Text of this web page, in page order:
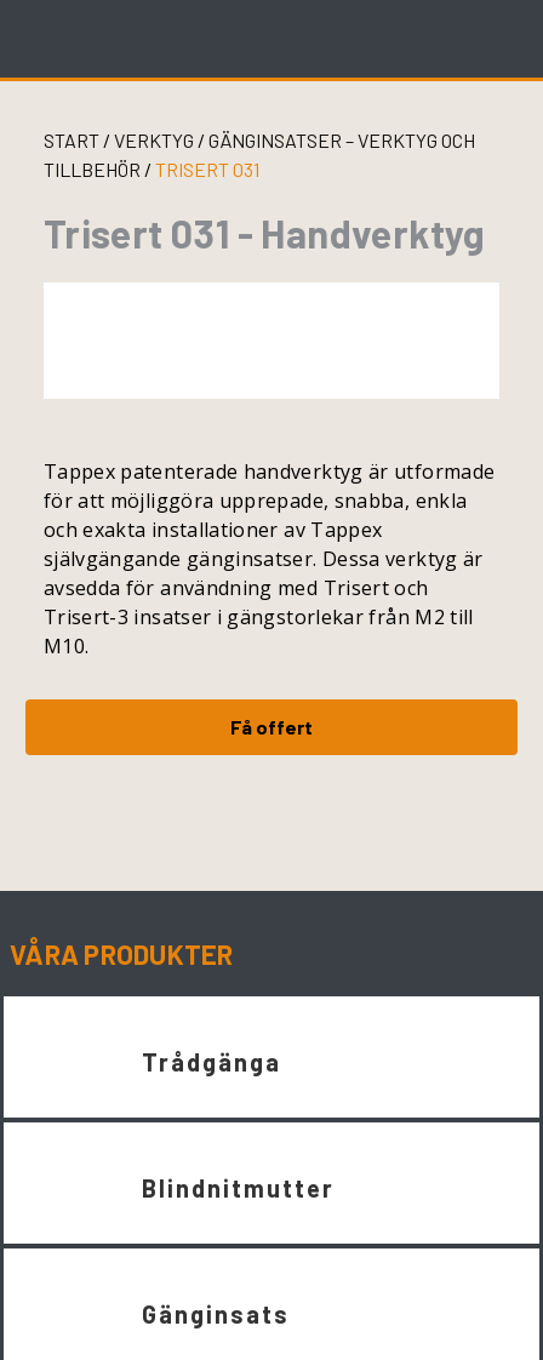
START/ VERKTYG / GÄNGINSATSER – VERKTYG OCH
TILLBEHÖR / TRISERT 031
Trisert 031 - Handverktyg
Tappex patenterade handverktyg är utformade
för att möjliggöra upprepade, snabba, enkla
och exakta installationer av Tappex
självgängande gänginsatser. Dessa verktyg är
avsedda för användning med Trisert och
Trisert-3 insatser i gängstorlekar från M2 till
M10.
Få offert
VÅRA PRODUKTER
Trådgänga
Blindnitmutter
Gänginsats